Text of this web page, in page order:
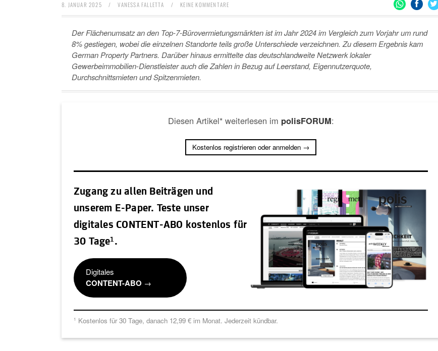
8. JANUAR 2025 / VANESSA FALLETTA / KEINE KOMMENTARE
Der Flächenumsatz an den Top-7-Bürovermietungsmärkten ist im Jahr 2024 im Vergleich zum Vorjahr um rund
8% gestiegen, wobei die einzelnen Standorte teils große Unterschiede verzeichnen. Zu diesem Ergebnis kam
German Property Partners. Darüber hinaus ermittelte das deutschlandweite Netzwerk lokaler
Gewerbeimmobilien-Dienstleister auch die Zahlen in Bezug auf Leerstand, Eigennutzerquote,
Durchschnittsmieten und Spitzenmieten.
Diesen Artikel* weiterlesen im polisFORUM:
Kostenlos registrieren oder anmelden →
Zugang zu allen Beiträgen und
unserem E-Paper. Teste unser
digitales CONTENT-ABO kostenlos für
30 Tage1 .
Digitales
CONTENT-ABO →
1 Kostenlos für 30 Tage, danach 12,99 € im Monat. Jederzeit kündbar.